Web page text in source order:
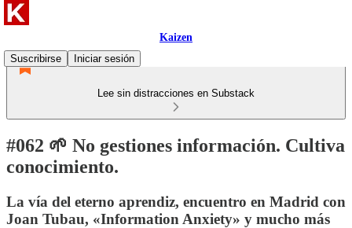
Kaizen
Suscribirse
Iniciar sesión
Lee sin distracciones en Substack
#062 🌱 No gestiones información. Cultiva
conocimiento.
La vía del eterno aprendiz, encuentro en Madrid con
Joan Tubau, «Information Anxiety» y mucho más